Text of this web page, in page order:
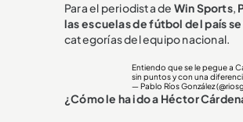
Para el periodista de Win Sports,
las escuelas de fútbol del país
categorías del equipo nacional.
Entiendo que se le pegue a
sin puntos y con una
— Pablo Ríos González
¿Cómo le ha ido a Héctor